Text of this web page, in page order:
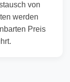
von
werden
Preis